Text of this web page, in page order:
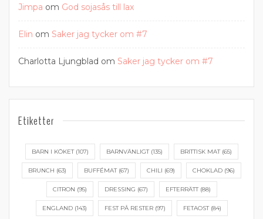
Jimpa om God sojasås till lax
Elin om Saker jag tycker om #7
Charlotta Ljungblad om Saker jag tycker om #7
Etiketter
BARN I KÖKET(107) BARNVÄNLIGT(135) BRITTISK MAT(65)
BRUNCH (63) BUFFÉMAT(67) CHILI (69) CHOKLAD (96)
CITRON (95) DRESSING (67) EFTERRÄTT(88)
ENGLAND(143) FEST PÅ RESTER(97) FETAOST(84)